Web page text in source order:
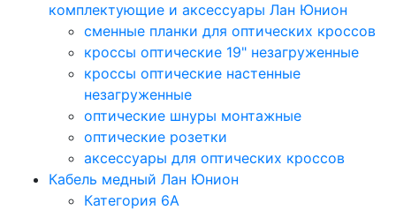
комплектующие и аксессуары Лан Юнион
сменные планки для оптических кроссов
кроссы оптические 19" незагруженные
кроссы оптические настенные
незагруженные
оптические шнуры монтажные
оптические розетки
аксессуары для оптических кроссов
Кабель медный Лан Юнион
Категория 6A